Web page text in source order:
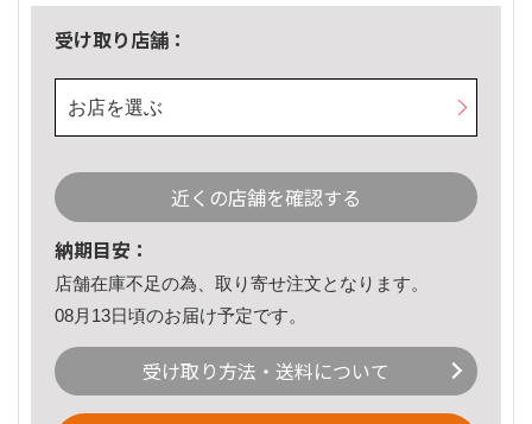
受け取り店舗：
お店を選ぶ
近くの店舗を確認する
納期目安：
店舗在庫不足の為、取り寄せ注文となります。
08月13日頃のお届け予定です。
受け取り方法・送料について